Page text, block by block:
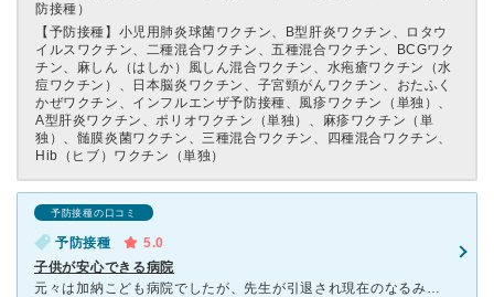
防接種）
【予防接種】 小児用肺炎球菌ワクチン、B型肝炎ワクチン、ロタウ
イルスワクチン、二種混合ワクチン、五種混合ワクチン、BCGワク
チン、麻しん（はしか）風しん混合ワクチン、水疱瘡ワクチン（水
痘ワクチン）、日本脳炎ワクチン、子宮頸がんワクチン、おたふく
かぜワクチン、インフルエンザ予防接種、風疹ワクチン（単独）、
A型肝炎ワクチン、ポリオワクチン（単独）、麻疹ワクチン（単
独）、髄膜炎菌ワクチン、三種混合ワクチン、四種混合ワクチン、
Hib（ヒブ）ワクチン（単独）
予防接種の口コミ
予防接種
5.0
子供が安心できる病院
元々は加納こども病院でしたが、先生が引退され現在のなるみ赤ちゃんこどもクリニックに変わりました。子供も大きくなりなかなか行く機会は有りませんが、病院の雰囲気がとても良く、赤ちゃんが落ち着ける雰囲気で、